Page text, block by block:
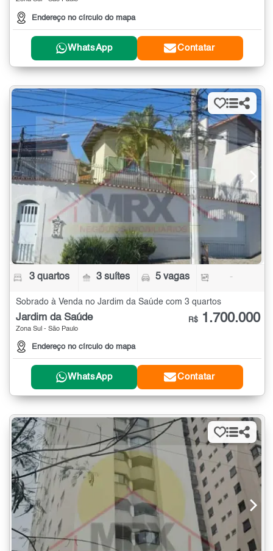
Endereço no círculo do mapa
WhatsApp Contatar
3 quartos 3 suítes 5 vagas -
Sobrado à Venda no Jardim da Saúde com 3 quartos
Jardim da Saúde
Zona Sul - São Paulo
Endereço no círculo do mapa
R$ 1.700.000
WhatsApp Contatar